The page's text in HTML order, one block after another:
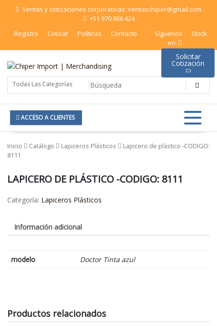
Saltar Ventas y cotizaciones corporativas: ventaschiper@gmail.com
+51 970 866 424
Registro
Cotizar Políticas Contacto
Síguenos
en:
Stock
Chiper Import | Merchandising
ACCESO A CLIENTES
Inicio Catálogo Lapiceros Plásticos
Lapicero de plástico -CODIGO:
8111
LAPICERO DE PLÁSTICO -CODIGO: 8111
Categoría: Lapiceros Plásticos
Información adicional
modelo Doctor Tinta azul
Productos relacionados
Solicitar
Cotización